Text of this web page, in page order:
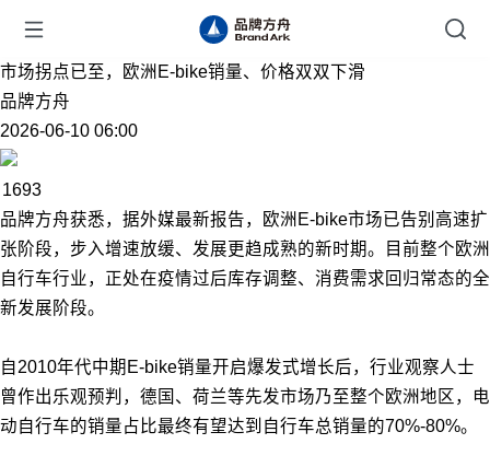
市场拐点已至，欧洲E-bike销量、价格双双下滑
品牌方舟
2026-06-10 06:00
1693
品牌方舟获悉，据外媒最新报告，欧洲E-bike市场已告别高速扩
张阶段，步入增速放缓、发展更趋成熟的新时期。目前整个欧洲
自行车行业，正处在疫情过后库存调整、消费需求回归常态的全
新发展阶段。
自2010年代中期E-bike销量开启爆发式增长后，行业观察人士
曾作出乐观预判，德国、荷兰等先发市场乃至整个欧洲地区，电
动自行车的销量占比最终有望达到自行车总销量的70%-80%。